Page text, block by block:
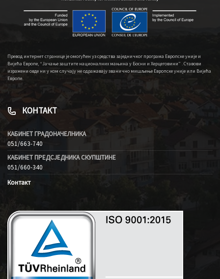
Превод интернет странице је омогућен уз средства заједничког програма Европске уније и
Вијећа Европе, “Јачање заштите националних мањина у Босни и Херцеговини” . Ставови
изражени овде ни у ком случају не одражавају званично мишљење Европске уније или Вијећа
Европе.
КОНТАКТ
КАБИНЕТ ГРАДОНАЧЕЛНИКА
051/663-740
КАБИНЕТ ПРЕДСЈЕДНИКА СКУПШТИНЕ
051/660-340
Контакт